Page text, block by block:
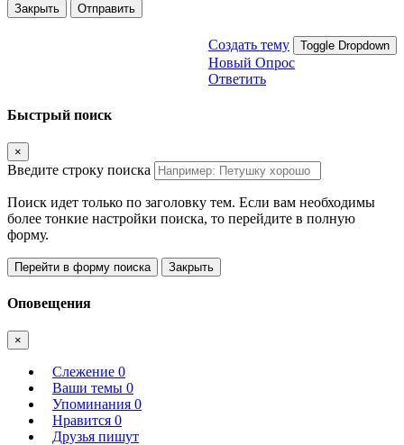
Закрыть Отправить
Создать тему Toggle Dropdown
Новый Опрос
Ответить
Быстрый поиск
×
Введите строку поиска
Поиск идет только по заголовку тем. Если вам необходимы
более тонкие настройки поиска, то перейдите в полную
форму.
Перейти в форму поиска Закрыть
Оповещения
×
Слежение 0
Ваши темы 0
Упоминания 0
Нравится 0
Друзья пишут